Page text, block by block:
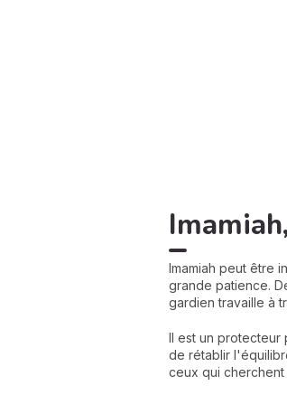
Imamiah peut être
grande patience.
gardien travaille à
Il est un protecteur
de rétablir
ceux qui cherchent